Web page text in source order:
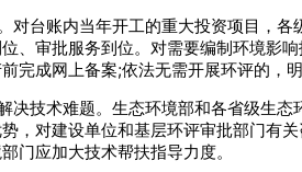
对台账内当年开工的重大投资项目，
、审批服务到位。对需要编制环境影
完成网上备案;依法无需开展环评的，明
决技术难题。生态环境部和各省级生
，对建设单位和基层环评审批部门有
门应加大技术帮扶指导力度。